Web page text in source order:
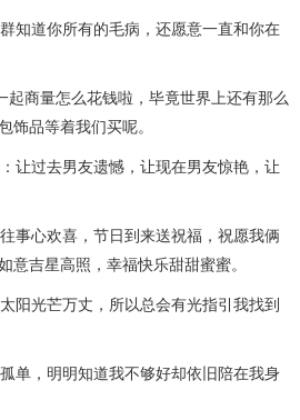
知道你所有的毛病，还愿意一直和你在
商量怎么花钱啦，毕竟世界上还有那么
饰品等着我们买呢。
让过去男友遗憾，让现在男友惊艳，让
事心欢喜，节日到来送祝福，祝愿我俩
吉星高照，幸福快乐甜甜蜜蜜。
阳光芒万丈，所以总会有光指引我找到
单，明明知道我不够好却依旧陪在我身